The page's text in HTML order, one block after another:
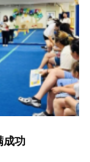
成功